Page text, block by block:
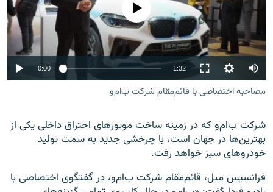
زبان‌های دیگر
Auto
240p
360p
480p
No media source currently available
0:00 1:32
240p
480p
720p
1080p
مصاحبه اختصاصی با قائم‌مقام شرکت ب‌ام‌و
شرکت ب‌ام‌و که در زمینه ساخت موتورهای احتراق داخلی یکی از
بهترین‌ها در جهان است، با چرخشی جدید به سمت تولید
خودروهای سبز خواهد رفت.
فرانسیس میل، قائم‌مقام شرکت ب‌ام‌و، در گفتگوی اختصاصی با